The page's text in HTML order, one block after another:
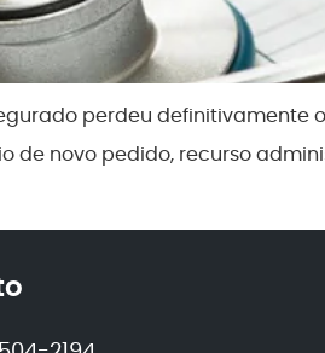
perdeu definitivamente
de novo pedido, recurso